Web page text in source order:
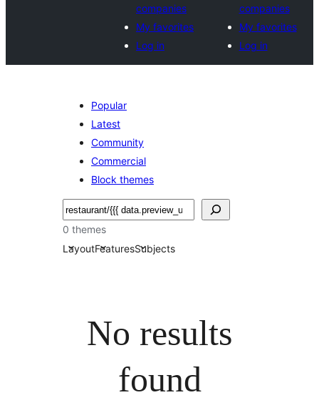
companies
My favorites
Log in
companies
My favorites
Log in
Popular
Latest
Community
Commercial
Block themes
Пошук
0 themes
LayoutFeaturesSubjects
No results
found